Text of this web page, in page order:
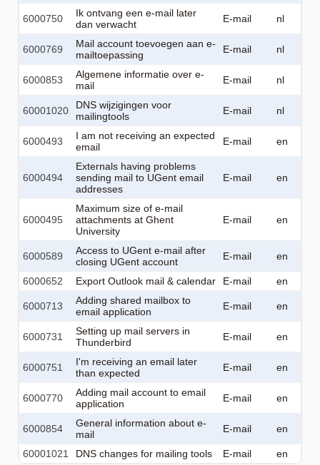
6000750
Ik ontvang een e-mail later
dan verwacht
E-mail nl
6000769
Mail account toevoegen aan e-
mailtoepassing
E-mail nl
6000853
Algemene informatie over e-
mail
E-mail nl
60001020
DNS wijzigingen voor
mailingtools
E-mail nl
6000493
I am not receiving an expected
email
E-mail en
6000494
Externals having problems
sending mail to UGent email
addresses
E-mail en
6000495
Maximum size of e-mail
attachments at Ghent
University
E-mail en
6000589
Access to UGent e-mail after
closing UGent account
E-mail en
6000652 Export Outlook mail & calendar E-mail en
6000713
Adding shared mailbox to
email application
E-mail en
6000731
Setting up mail servers in
Thunderbird
E-mail en
6000751
I'm receiving an email later
than expected
E-mail en
6000770
Adding mail account to email
application
E-mail en
6000854
General information about e-
mail
E-mail en
60001021 DNS changes for mailing tools E-mail en